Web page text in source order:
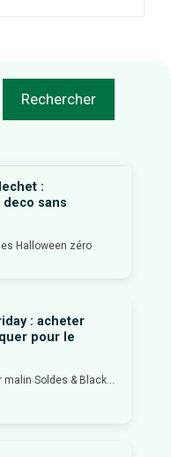
Rechercher
:
sans
Halloween zéro
: acheter
pour le
malin Soldes & Black...